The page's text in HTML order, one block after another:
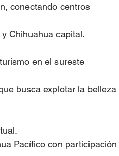
conectando centros
Chihuahua capital.
en el sureste
busca explotar la belleza
Pacífico con participación